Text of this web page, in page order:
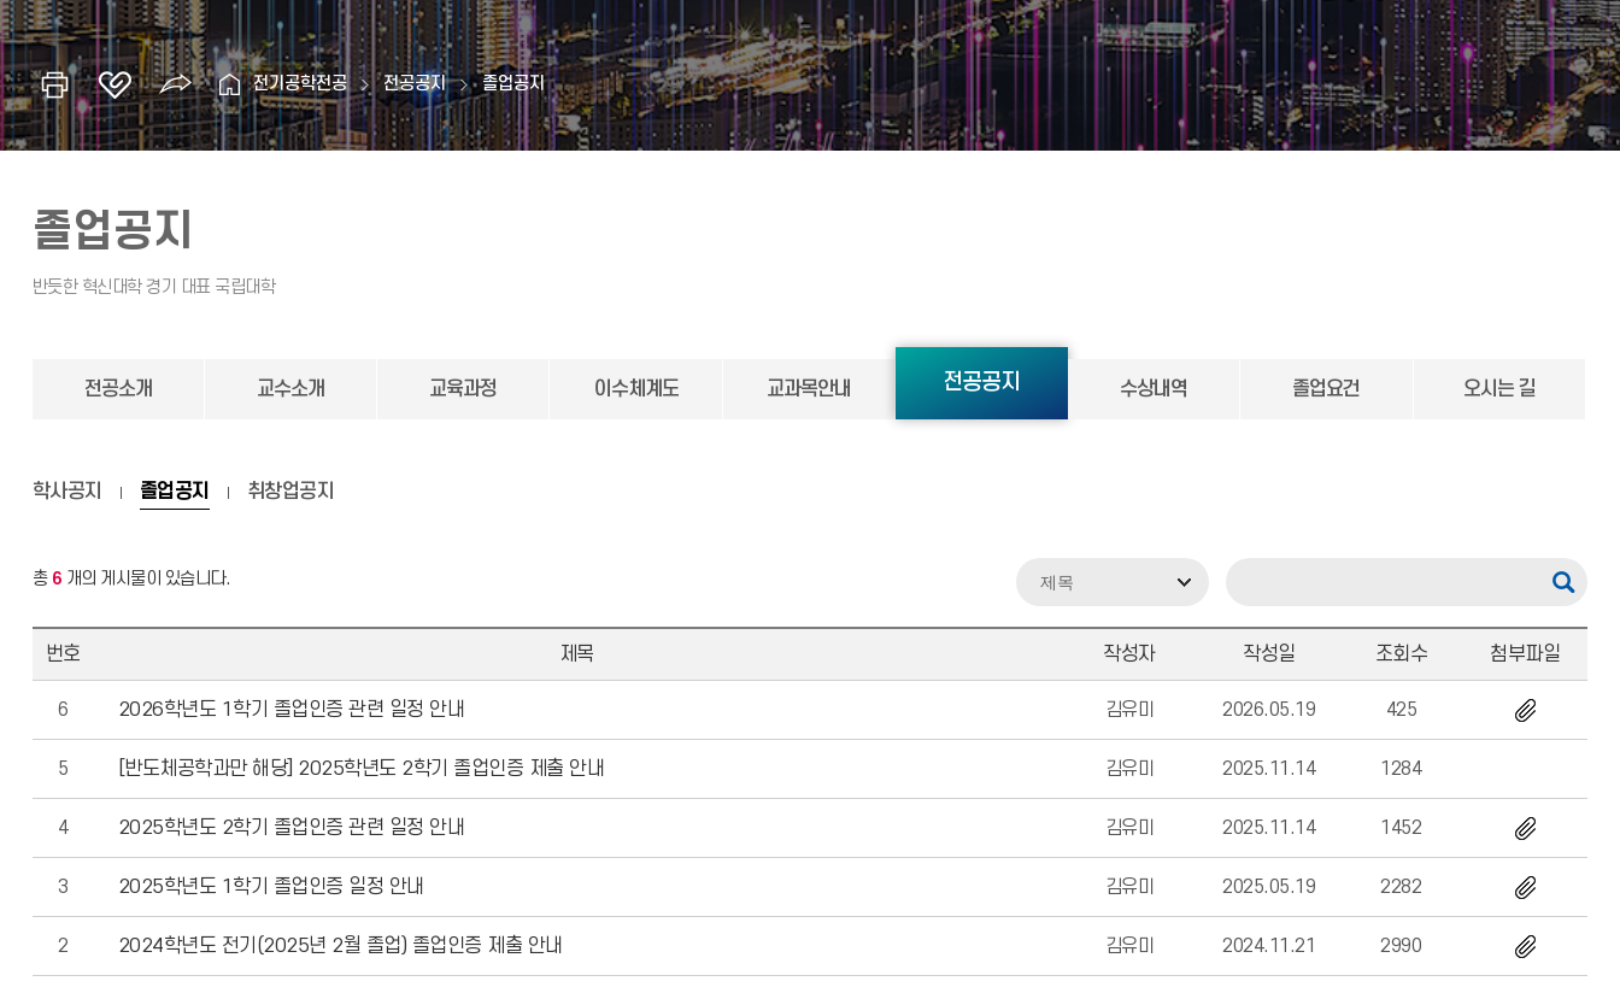
전기공학전공 전공공지 졸업공지
졸업공지
전공소개 교수소개 교육과정 이수체계도 교과목안내 전공공지 수상내역 졸업요건 오시는 길
학사공지 졸업공지 취창업공지
총 6 개의 게시물이 있습니다.
번호 제목 작성자 작성일 조회수 첨부파일
6 2026학년도 1학기 졸업인증 관련 일정 안내 김유미 2026.05.19 425
5 [반도체공학과만 해당] 2025학년도 2학기 졸업인증 제출 안내 김유미 2025.11.14 1284
4 2025학년도 2학기 졸업인증 관련 일정 안내 김유미 2025.11.14 1452
3 2025학년도 1학기 졸업인증 일정 안내 김유미 2025.05.19 2282
2 2024학년도 전기(2025년 2월 졸업) 졸업인증 제출 안내 김유미 2024.11.21 2990